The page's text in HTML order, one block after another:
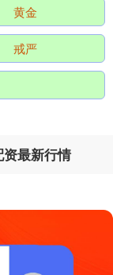
+0.61%
黄金
戒严
最新行情